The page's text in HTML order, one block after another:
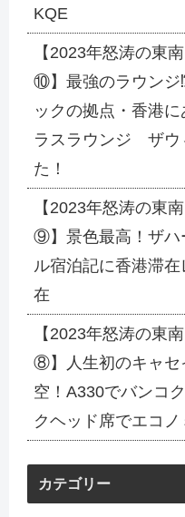
KQE
【2023年怒涛の東
⑩】最強のラウンジ
ックの拠点・香港
ラスラウンジ ザウ
た！
【2023年怒涛の東
⑨】景色最高！ザハ
ル宿泊記に香港滞
在
【2023年怒涛の東
⑧】人生初のキャセ
空！A330でバンコ
クヘッド席でエコノ
カテゴリー